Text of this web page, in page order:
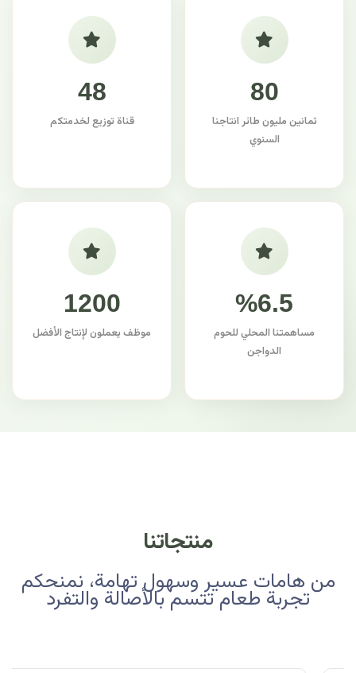
80
ثمانين مليون طائر انتاجنا
السنوي
48
قناة توزيع لخدمتكم
%6.5
مساهمتنا المحلي للحوم
الدواجن
1200
موظف يعملون لإنتاج الأفضل
منتجاتنا
من هامات عسير وسهول تهامة، نمنحكم
تجربة طعام تتسم بالأصالة والتفرد